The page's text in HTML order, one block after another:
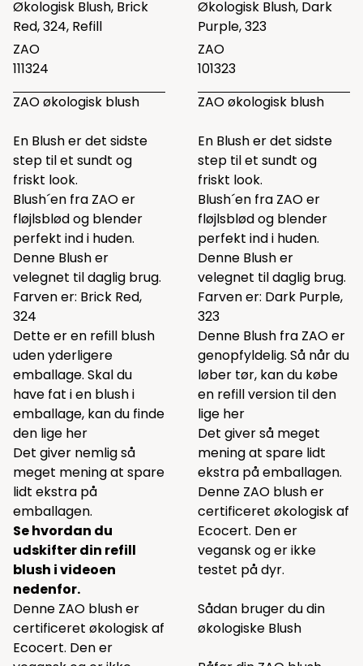
Økologisk Blush, Brick
Red, 324, Refill
ZAO
111324
ZAO økologisk blush
En Blush er det sidste
step til et sundt og
friskt look.
Blush´en fra ZAO er
fløjlsblød og blender
perfekt ind i huden.
Denne Blush er
velegnet til daglig brug.
Farven er: Brick Red,
324
Dette er en refill blush
uden yderligere
emballage. Skal du
have fat i en blush i
emballage, kan du finde
den lige her
Det giver nemlig så
meget mening at spare
lidt ekstra på
emballagen.
Se hvordan du
udskifter din refill
blush i videoen
nedenfor.
Denne ZAO blush er
certificeret økologisk af
Ecocert. Den er
Økologisk Blush, Dark
Purple, 323
ZAO
101323
ZAO økologisk blush
En Blush er det sidste
step til et sundt og
friskt look.
Blush´en fra ZAO er
fløjlsblød og blender
perfekt ind i huden.
Denne Blush er
velegnet til daglig brug.
Farven er: Dark Purple,
323
Denne Blush fra ZAO er
genopfyldelig. Så når du
løber tør, kan du købe
en refill version til den
lige her
Det giver så meget
mening at spare lidt
ekstra på emballagen.
Denne ZAO blush er
certificeret økologisk af
Ecocert. Den er
vegansk og er ikke
testet på dyr.
Sådan bruger du din
økologiske Blush